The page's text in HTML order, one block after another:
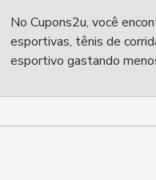
No Cupons2u, você
esportivas, tênis de
esportivo gastando